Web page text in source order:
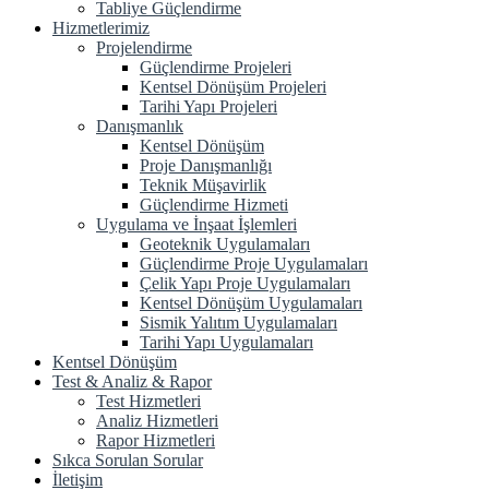
Tabliye Güçlendirme
Hizmetlerimiz
Projelendirme
Güçlendirme Projeleri
Kentsel Dönüşüm Projeleri
Tarihi Yapı Projeleri
Danışmanlık
Kentsel Dönüşüm
Proje Danışmanlığı
Teknik Müşavirlik
Güçlendirme Hizmeti
Uygulama ve İnşaat İşlemleri
Geoteknik Uygulamaları
Güçlendirme Proje Uygulamaları
Çelik Yapı Proje Uygulamaları
Kentsel Dönüşüm Uygulamaları
Sismik Yalıtım Uygulamaları
Tarihi Yapı Uygulamaları
Kentsel Dönüşüm
Test & Analiz & Rapor
Test Hizmetleri
Analiz Hizmetleri
Rapor Hizmetleri
Sıkca Sorulan Sorular
İletişim